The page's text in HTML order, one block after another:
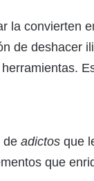
la convierten
de deshacer
de adictos que
que